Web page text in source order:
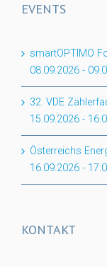
EVENTS
smartOPTIMO
08.09.2026 -
32. VDE
15.09.2026 -
Österreichs
16.09.2026 -
KONTAKT